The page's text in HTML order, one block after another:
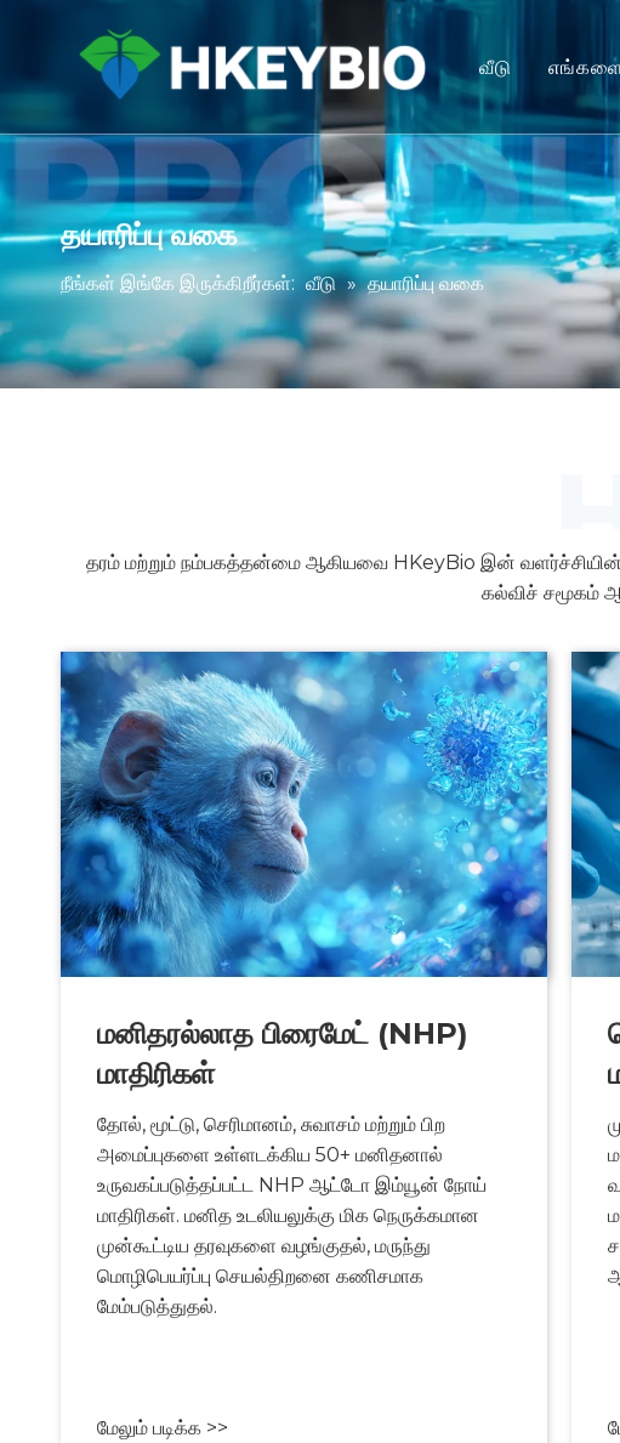
வீடு
தயாரிப்பு வகை
நீங்கள் இங்கே இருக்கிறீர்கள்: வீடு » தயாரிப்பு வகை
தரம் மற்றும் நம்பகத்தன்மை ஆகியவை HKeyBio இன் வளர்ச்சியின்
கல்விச் சமூகம்
மனிதரல்லாத பிரைமேட் (NHP)
மாதிரிகள்
தோல், மூட்டு, செரிமானம், சுவாசம் மற்றும் பிற
அமைப்புகளை உள்ளடக்கிய 50+ மனிதனால்
உருவகப்படுத்தப்பட்ட NHP ஆட்டோ இம்யூன் நோய்
மாதிரிகள். மனித உடலியலுக்கு மிக நெருக்கமான
முன்கூட்டிய தரவுகளை வழங்குதல், மருந்து
மொழிபெயர்ப்பு செயல்திறனை கணிசமாக
மேம்படுத்துதல்.
மேலும் படிக்க >>